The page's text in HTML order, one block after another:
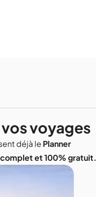
voyages
déjà le Planner
et 100% gratuit.